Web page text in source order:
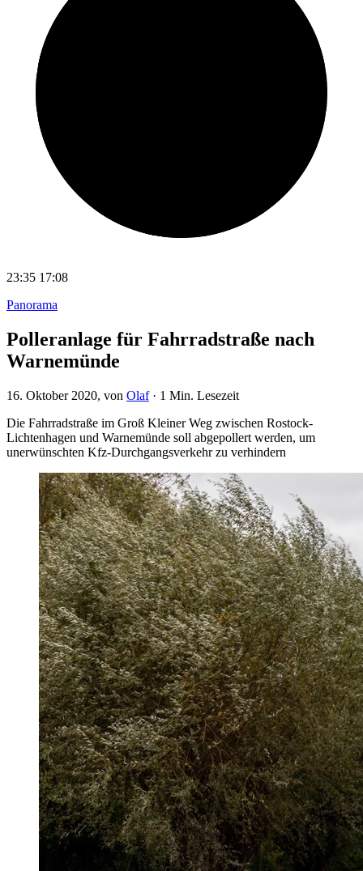
23:35 17:08
Panorama
Polleranlage für Fahrradstraße nach
Warnemünde
16. Oktober 2020, von Olaf· 1 Min. Lesezeit
Die Fahrradstraße im Groß Kleiner Weg zwischen Rostock-
Lichtenhagen und Warnemünde soll abgepollert werden, um
unerwünschten Kfz-Durchgangsverkehr zu verhindern